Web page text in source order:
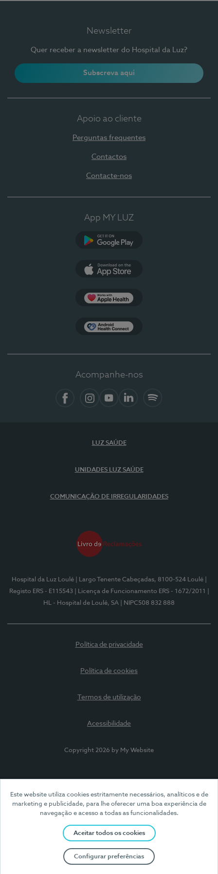
Este website utiliza cookies estritamente necessários, analíticos e de
marketing e publicidade, para lhe oferecer uma boa experiência de
navegação e acesso a todas as funcionalidades.
Aceitar todos os cookies
Configurar preferências
Newsletter
Quer receber a newsletter do Hospital da Luz?
Subscreva aqui
Apoio ao cliente
Perguntas frequentes
Contactos
Contacte-nos
App MY LUZ
Acompanhe-nos
LUZ SAÚDE
UNIDADES LUZ SAÚDE
COMUNICAÇÃO DE IRREGULARIDADES
Hospital da Luz Loulé | Largo Tenente Cabeçadas, 8100-524 Loulé
Registo ERS - E115543
| Licença de Funcionamento ERS - 1672/2011
HL - Hospital de Loulé, SA
| NIPC508 832 888
Política de privacidade
Política de cookies
Termos de utilização
Acessibilidade
Copyright 2026 by My Website